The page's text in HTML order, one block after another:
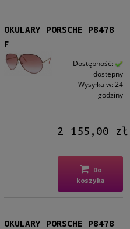
OKULARY PORSCHE P8478
F
Dostępność:
dostępny
Wysyłka w: 24
godziny
2 155,00 zł
Do
koszyka
OKULARY PORSCHE P8478